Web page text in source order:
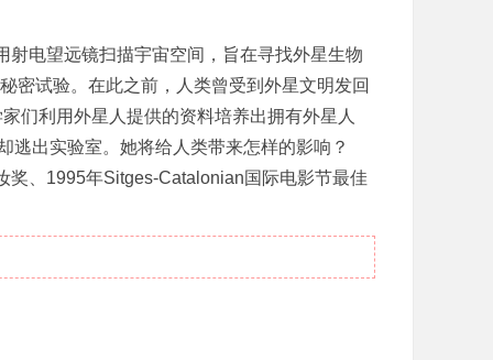
电望远镜扫描宇宙空间，旨在寻找外星生物
密试验。在此之前，人类曾受到外星文明发回
们利用外星人提供的资料培养出拥有外星人
逃出实验室。她将给人类带来怎样的影响？
、1995年Sitges-Catalonian国际电影节最佳